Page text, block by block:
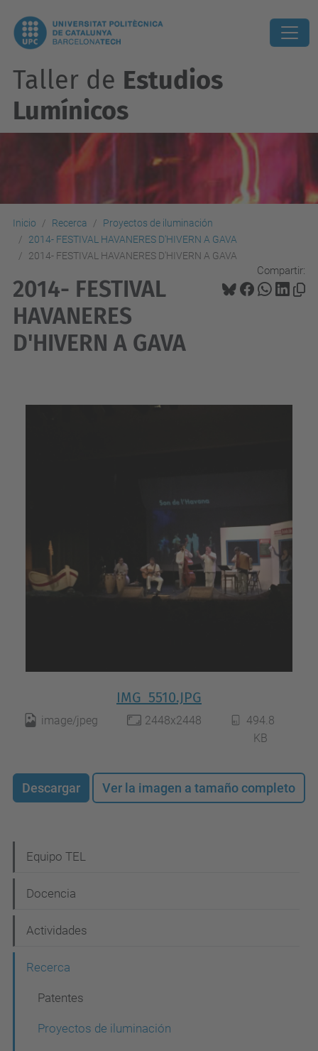
Taller de Estudios
Lumínicos
Inicio Recerca
Proyectos de iluminación
2014- FESTIVAL HAVANERES D'HIVERN A GAVA
2014- FESTIVAL HAVANERES D'HIVERN A GAVA
Compartir:
2014- FESTIVAL
HAVANERES
D'HIVERN A GAVA
IMG_5510.JPG
image/jpeg 2448x2448
494.8
KB
Descargar Ver la imagen a tamaño completo
a
v
g
Equipo TEL
Docencia
Actividades
Recerca
Patentes
Proyectos de iluminación